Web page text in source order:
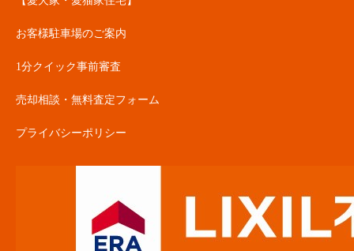
お客様駐車場のご案内
1分クイック事前審査
売却相談・無料査定フォーム
プライバシーポリシー